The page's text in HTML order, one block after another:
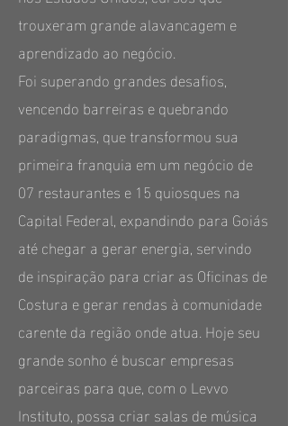
trouxeram grande alavancagem e
aprendizado ao negócio.
Foi superando grandes desafios,
vencendo barreiras e quebrando
paradigmas, que transformou sua
primeira franquia em um negócio de
07 restaurantes e 15 quiosques na
Capital Federal, expandindo para Goiás
até chegar a gerar energia, servindo
de inspiração para criar as Oficinas de
Costura e gerar rendas à comunidade
carente da região onde atua. Hoje seu
grande sonho é buscar empresas
parceiras para que, com o Levvo
Instituto, possa criar salas de música